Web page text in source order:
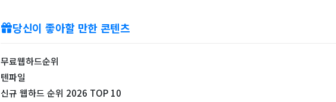
당신이 좋아할 만한 콘텐츠
무료웹하드순위
텐파일
신규 웹하드 순위 2026 TOP 10